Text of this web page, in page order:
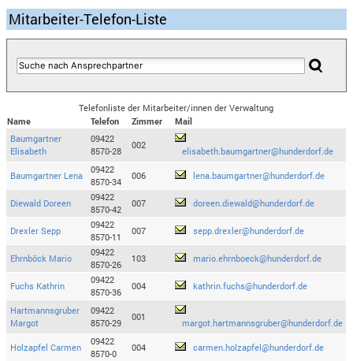
Mitarbeiter-Telefon-Liste
Telefonliste der Mitarbeiter/innen der Verwaltung
Name
Telefon Zimmer
Mail
Baumgartner
Elisabeth
09422
8570-28
002
elisabeth.baumgartner@hunderdorf.de
Baumgartner Lena
09422
8570-34
006 lena.baumgartner@hunderdorf.de
Diewald Doreen
09422
8570-42
007 doreen.diewald@hunderdorf.de
Drexler Sepp
09422
8570-11
007 sepp.drexler@hunderdorf.de
Ehrnböck Mario
09422
8570-26
103 mario.ehrnboeck@hunderdorf.de
Fuchs Kathrin
09422
8570-36
004 kathrin.fuchs@hunderdorf.de
Hartmannsgruber
Margot
09422
8570-29
001
margot.hartmannsgruber@hunderdorf.de
Holzapfel Carmen
09422
8570-0
004 carmen.holzapfel@hunderdorf.de